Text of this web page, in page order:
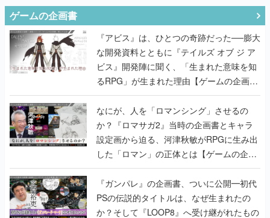
な開発資料とともに『テイルズ オブ ジ ア
るRPG」が生まれた理由【ゲームの企画
書】
なにが、人を「ロマンシング」させるの
か？『ロマサガ2』当時の企画書とキャラ
設定画から迫る、河津秋敏がRPGに生み出
した「ロマン」の正体とは【ゲームの企画
書】
『ガンパレ』の企画書、ついに公開━初代
PSの伝説的タイトルは、なぜ生まれたの
か？そして『LOOP8』へ受け継がれたもの
【ゲームの企画書】
世界が認めるゲームデザイナー・上田文人